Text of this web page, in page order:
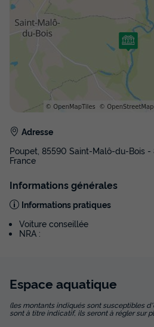
23m²
Cafetière
Salon de jardin
+ 2
MOBILHOME 4 personnes -
Meilleur prix pour 7 nuits
Modifier les dates
Adresse
Poupet, 85590 Saint-Malô-du-Bois -
France
Informations générales
Informations pratiques
Voiture conseillée
NRA :
Espace aquatique
(les montants indiqués sont susceptibles
sont à titre indicatif, ils seront à régler sur